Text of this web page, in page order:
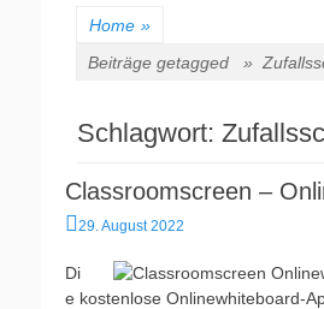
Home »
Beiträge getagged »
Schlagwort:
Classroomscreen –
Veröffentlicht
29. August 2022
Di
e kostenlose Onlinewhiteboard-